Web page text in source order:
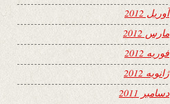
آوریل 2012
مارس 2012
فوریه 2012
ژانویه 2012
دسامبر 2011